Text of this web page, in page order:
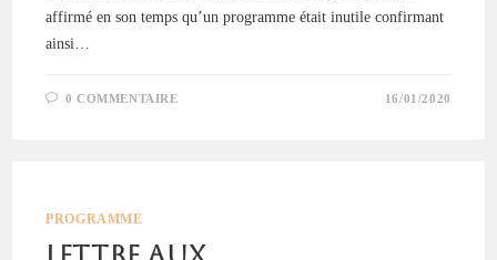
affirmé en son temps qu’un programme était inutile confirmant
ainsi…
0 COMMENTAIRE 16/01/2020
PROGRAMME